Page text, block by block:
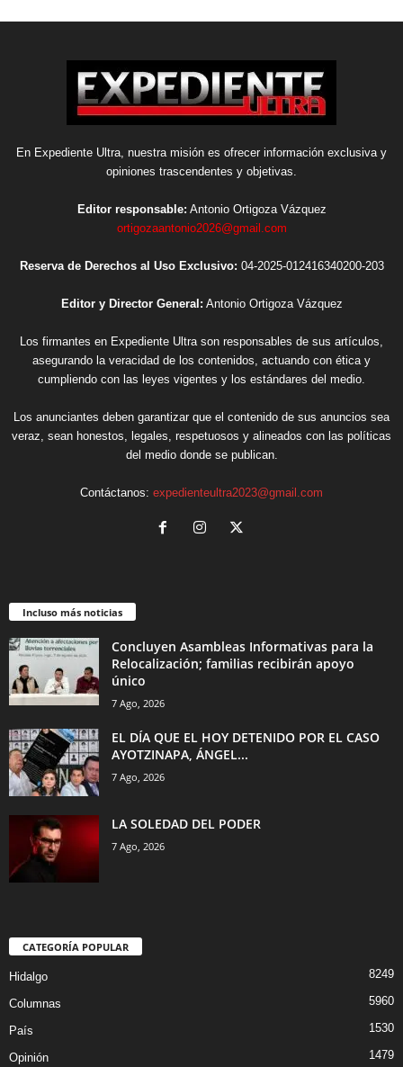
En Expediente Ultra, nuestra misión es ofrecer información exclusiva y
opiniones trascendentes y objetivas.
Editor responsable: Antonio Ortigoza Vázquez
ortigozaantonio2026@gmail.com
Reserva de Derechos al Uso Exclusivo: 04-2025-012416340200-203
Editor y Director General: Antonio Ortigoza Vázquez
Los firmantes en Expediente Ultra son responsables de sus artículos,
asegurando la veracidad de los contenidos, actuando con ética y
cumpliendo con las leyes vigentes y los estándares del medio.
Los anunciantes deben garantizar que el contenido de sus anuncios sea
veraz, sean honestos, legales, respetuosos y alineados con las políticas
del medio donde se publican.
Contáctanos: expedienteultra2023@gmail.com
Incluso más noticias
Concluyen Asambleas Informativas para la
Relocalización; familias recibirán apoyo
único
7 Ago, 2026
EL DÍA QUE EL HOY DETENIDO POR EL CASO
AYOTZINAPA, ÁNGEL...
7 Ago, 2026
LA SOLEDAD DEL PODER
7 Ago, 2026
CATEGORÍA POPULAR
Hidalgo 8249
Columnas 5960
País 1530
Opinión 1479